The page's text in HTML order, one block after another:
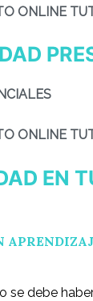
ONLINE
ONLINE
EN
se debe